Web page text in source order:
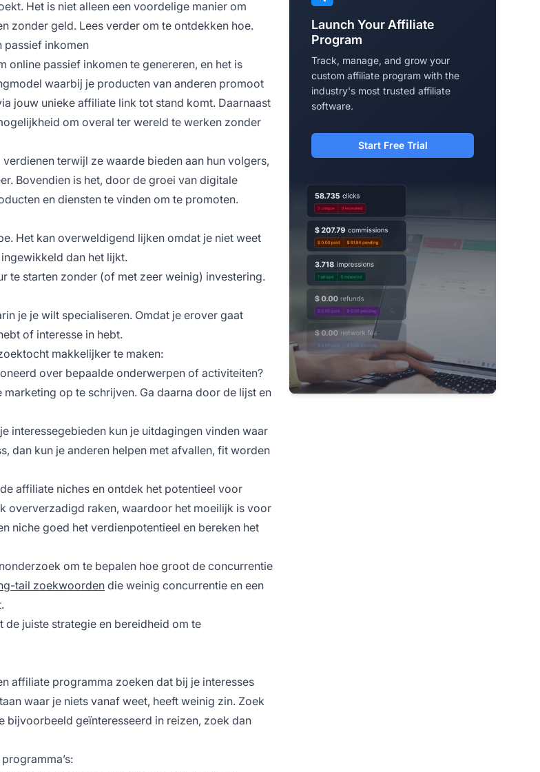
Het is niet alleen een voordelige manier om
zonder geld. Lees verder om te ontdekken hoe.
passief inkomen
online passief inkomen te genereren, en het is
waarbij je producten van anderen promoot
jouw unieke affiliate link tot stand komt. Daarnaast
om overal ter wereld te werken zonder
terwijl ze waarde bieden aan hun volgers,
Bovendien is het, door de groei van digitale
en diensten te vinden om te promoten.
Het kan overweldigend lijken omdat je niet weet
dan het lijkt.
te starten zonder (of met zeer weinig) investering.
je je wilt specialiseren. Omdat je erover gaat
of interesse in hebt.
makkelijker te maken:
over bepaalde onderwerpen of activiteiten?
op te schrijven. Ga daarna door de lijst en
interessegebieden kun je uitdagingen vinden waar
dan kun je anderen helpen met afvallen, fit worden
affiliate nichesen ontdek het potentieel voor
oververzadigd raken, waardoor het moeilijk is voor
niche goed het verdienpotentieel en bereken het
om te bepalen hoe groot de concurrentie
tail zoekwoorden die weinig concurrentie en een
de juiste strategie en bereidheid om te
affiliate programma zoeken dat bij je interesses
waar je niets vanaf weet, heeft weinig zin. Zoek
bijvoorbeeld geïnteresseerd in reizen, zoek dan
Launch Your Affiliate
Program
Track, manage, and grow your
custom affiliate program with the
industry's most trusted affiliate
software.
Start Free Trial